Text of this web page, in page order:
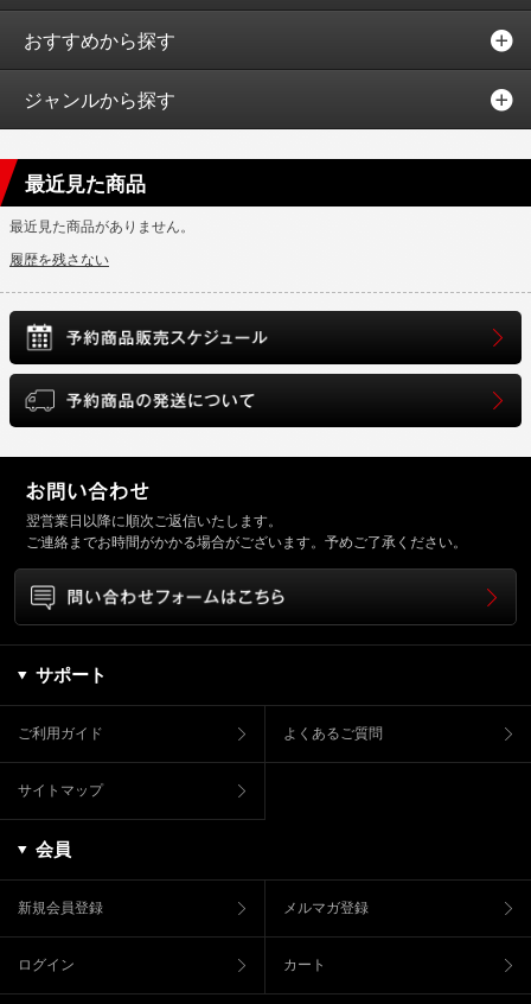
おすすめから探す
ジャンルから探す
最近見た商品
最近見た商品がありません。
履歴を残さない
翌営業日以降に順次ご返信いたします。
ご連絡までお時間がかかる場合がございます。予めご了承ください。
サポート
ご利用ガイド よくあるご質問
サイトマップ
会員
新規会員登録 メルマガ登録
ログイン カート